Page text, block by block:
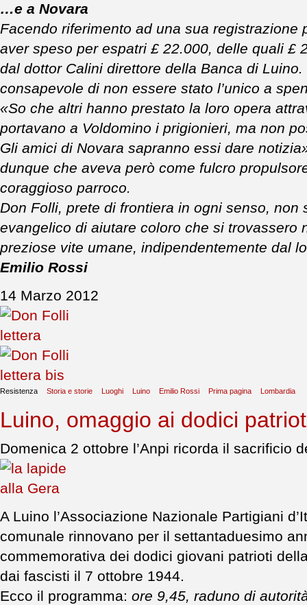
…e a Novara
Facendo riferimento ad una sua registrazione
aver speso per espatri £ 22.000, delle quali £
dal dottor Calini direttore della Banca di
consapevole di non essere stato l’unico a
«So che altri hanno prestato la loro opera
portavano a Voldomino i prigionieri, ma non
Gli amici di Novara sapranno essi dare
dunque che aveva però come fulcro
coraggioso parroco.
Don Folli, prete di frontiera in ogni senso, non
evangelico di aiutare coloro che si trovassero
preziose vite umane, indipendentemente dal
Emilio Rossi
14 Marzo 2012
Resistenza Storia e storie Luoghi Luino Emilio Rossi Prima pagina Lombardia
Luino, omaggio ai dodici
Domenica 2 ottobre l’Anpi ricorda il sacrificio
A Luino l’Associazione Nazionale Partigiani
comunale rinnovano per il settantaduesimo
commemorativa dei dodici giovani patrioti
dai fascisti il 7 ottobre 1944.
Ecco il programma: ore 9,45, raduno di